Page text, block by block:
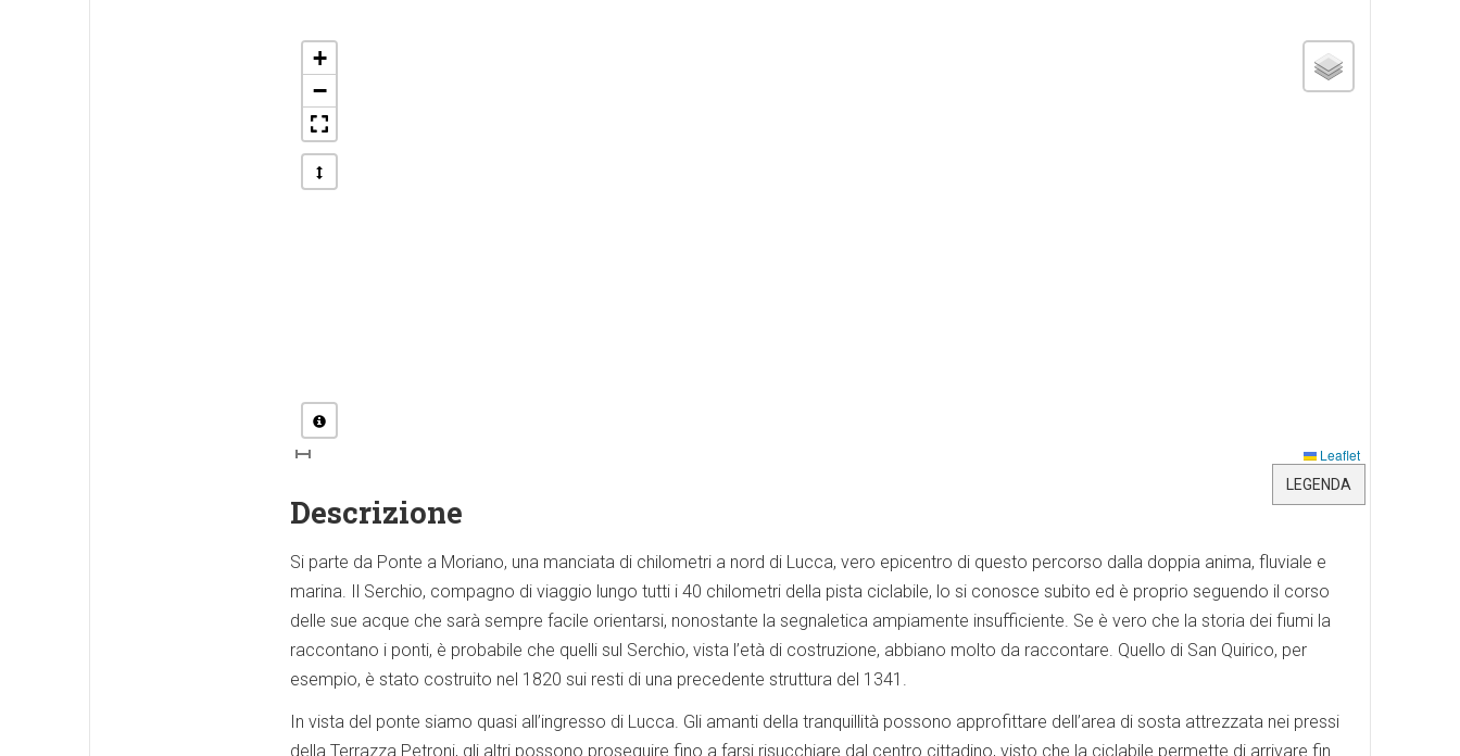
+
−
Leaflet
LEGENDA
Descrizione
Si parte da Ponte a Moriano, una manciata di chilometri a nord di Lucca, vero epicentro di questo percorso dalla doppia anima, fluviale e
marina. Il Serchio, compagno di viaggio lungo tutti i 40 chilometri della pista ciclabile, lo si conosce subito ed è proprio seguendo il corso
delle sue acque che sarà sempre facile orientarsi, nonostante la segnaletica ampiamente insufficiente. Se è vero che la storia dei fiumi la
raccontano i ponti, è probabile che quelli sul Serchio, vista l’età di costruzione, abbiano molto da raccontare. Quello di San Quirico, per
esempio, è stato costruito nel 1820 sui resti di una precedente struttura del 1341.
In vista del ponte siamo quasi all’ingresso di Lucca. Gli amanti della tranquillità possono approfittare dell’area di sosta attrezzata nei pressi
della Terrazza Petroni, gli altri possono proseguire fino a farsi risucchiare dal centro cittadino, visto che la ciclabile permette di arrivare fin